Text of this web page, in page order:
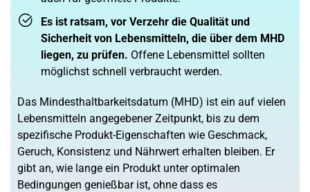
Es ist ratsam, vor Verzehr die Qualität und
Sicherheit von Lebensmitteln, die über dem MHD
liegen, zu prüfen. Offene Lebensmittel sollten
möglichst schnell verbraucht werden.
Das Mindesthaltbarkeitsdatum (MHD) ist ein auf vielen
Lebensmitteln angegebener Zeitpunkt, bis zu dem
spezifische Produkt-Eigenschaften wie Geschmack,
Geruch, Konsistenz und Nährwert erhalten bleiben. Er
gibt an, wie lange ein Produkt unter optimalen
Bedingungen genießbar ist, ohne dass es